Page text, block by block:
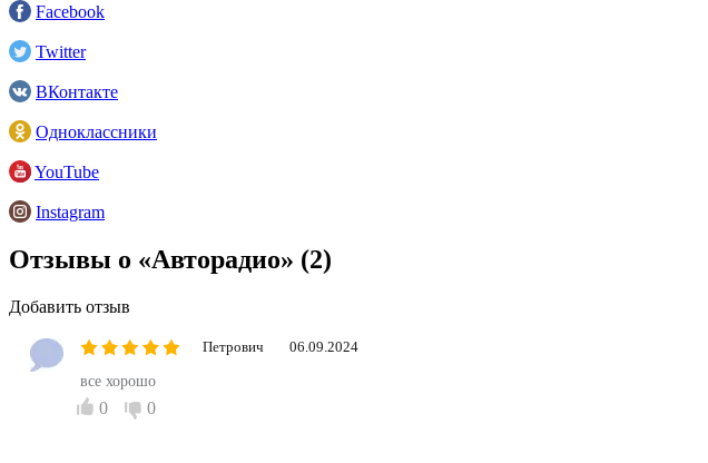
Facebook
Twitter
ВКонтакте
Одноклассники
YouTube
Instagram
Отзывы о «Авторадио» (2)
Добавить отзыв
Петрович 06.09.2024
все хорошо
0 0